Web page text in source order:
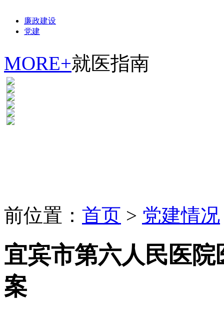
廉政建设
党建
MORE+就医指南
前位置： 首页 > 党建情况
宜宾市第六人民医
案